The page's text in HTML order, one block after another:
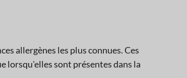
allergènes les plus connues. Ces
lorsqu'elles sont présentes dans la